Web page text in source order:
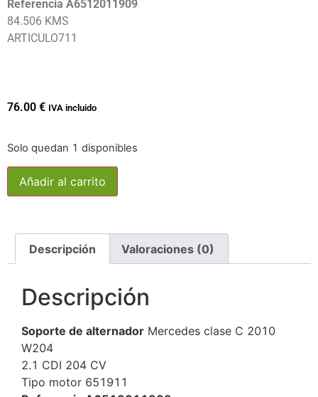
Referencia A6512011909
84.506 KMS
ARTICULO711
76.00 € IVA incluido
Solo quedan 1 disponibles
Añadir al carrito
Descripción Valoraciones (0)
Descripción
Soporte de alternador Mercedes clase C 2010
W204
2.1 CDI 204 CV
Tipo motor 651911